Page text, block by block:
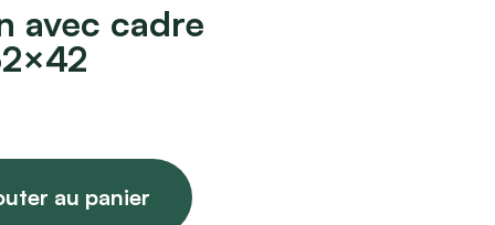
avec cadre
au panier